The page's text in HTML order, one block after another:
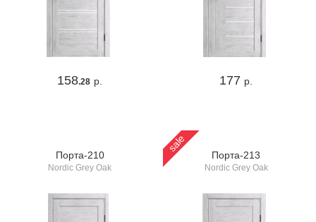
158.28 р. 177 р.
Порта-210
Nordic Grey Oak
sale
Порта-213
Nordic Grey Oak